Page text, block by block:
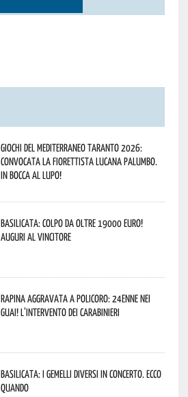
Giochi del Mediterraneo Taranto 2026:
convocata la fiorettista lucana Palumbo.
In bocca al lupo!
Basilicata: colpo da oltre 19000 Euro!
Auguri al vincitore
Rapina aggravata a Policoro: 24enne nei
guai! L’intervento dei Carabinieri
Basilicata: i Gemelli DiVersi in concerto. Ecco
quando